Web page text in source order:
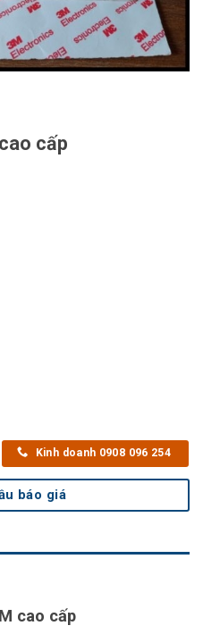
cấp
Kinh doanh 0908 096 254
báo giá
cao cấp